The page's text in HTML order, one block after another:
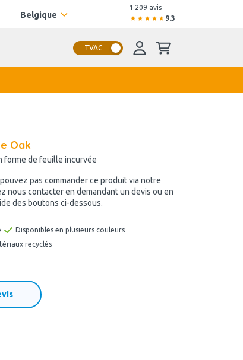
Belgique
1 209 avis
9.3
TVAC
Oak
forme de feuille incurvée
pas commander ce produit via notre
nous contacter en demandant un devis ou en
des boutons ci-dessous.
Disponibles en plusieurs couleurs
recyclés